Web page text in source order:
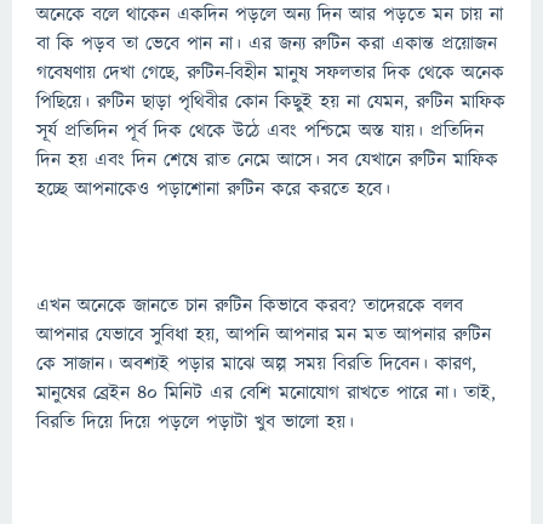
অনেকে বলে থাকেন একদিন পড়লে অন্য দিন আর পড়তে মন চায় না
বা কি পড়ব তা ভেবে পান না। এর জন্য রুটিন করা একান্ত প্রয়োজন
গবেষণায় দেখা গেছে, রুটিন-বিহীন মানুষ সফলতার দিক থেকে অনেক
পিছিয়ে। রুটিন ছাড়া পৃথিবীর কোন কিছুই হয় না যেমন, রুটিন মাফিক
সূর্য প্রতিদিন পূর্ব দিক থেকে উঠে এবং পশ্চিমে অস্ত যায়। প্রতিদিন
দিন হয় এবং দিন শেষে রাত নেমে আসে। সব যেখানে রুটিন মাফিক
হচ্ছে আপনাকেও পড়াশোনা রুটিন করে করতে হবে।
এখন অনেকে জানতে চান রুটিন কিভাবে করব? তাদেরকে বলব
আপনার যেভাবে সুবিধা হয়, আপনি আপনার মন মত আপনার রুটিন
কে সাজান। অবশ্যই পড়ার মাঝে অল্প সময় বিরতি দিবেন। কারণ,
মানুষের ব্রেইন ৪০ মিনিট এর বেশি মনোযোগ রাখতে পারে না। তাই,
বিরতি দিয়ে দিয়ে পড়লে পড়াটা খুব ভালো হয়।